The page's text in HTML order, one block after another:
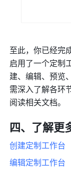
至此，你已经完
启用了一个定制
建、编辑、预览
需深入了解各环
阅读相关文档。
四、了解更
创建定制工作台
编辑定制工作台